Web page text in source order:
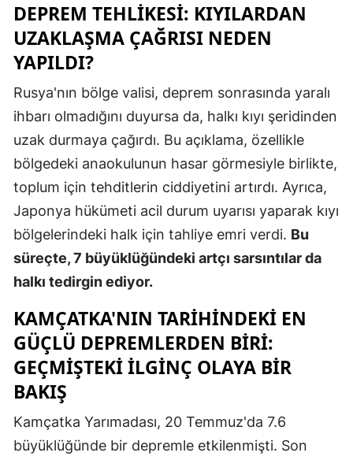
DEPREM TEHLIKESI: KIYILARDAN
UZAKLAŞMA ÇAĞRISI NEDEN
YAPILDI?
Rusya'nın bölge valisi, deprem sonrasında yaralı
ihbarı olmadığını duyursa da, halkı kıyı şeridinden
uzak durmaya çağırdı. Bu açıklama, özellikle
bölgedeki anaokulunun hasar görmesiyle birlikte,
toplum için tehditlerin ciddiyetini artırdı. Ayrıca,
Japonya hükümeti acil durum uyarısı yaparak kıyı
bölgelerindeki halk için tahliye emri verdi. Bu
süreçte, 7 büyüklüğündeki artçı sarsıntılar da
halkı tedirgin ediyor.
KAMÇATKA'NIN TARIHINDEKI EN
GÜÇLÜ DEPREMLERDEN BIRI:
GEÇMIŞTEKI İLGINÇ OLAYA BIR
BAKIŞ
Kamçatka Yarımadası, 20 Temmuz'da 7.6
büyüklüğünde bir depremle etkilenmişti. Son